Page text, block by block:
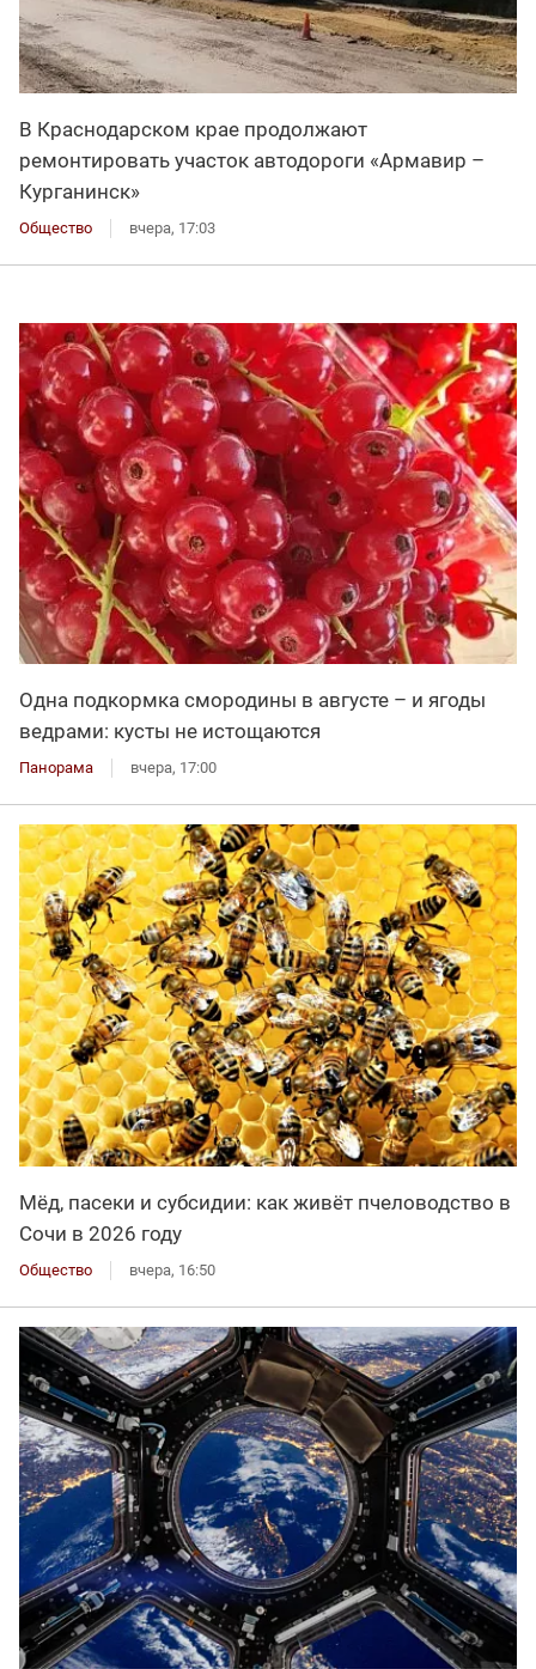
В Краснодарском крае продолжают
ремонтировать участок автодороги «Армавир –
Курганинск»
Общество вчера, 17:03
Одна подкормка смородины в августе – и ягоды
ведрами: кусты не истощаются
Панорама вчера, 17:00
Мёд, пасеки и субсидии: как живёт пчеловодство в
Сочи в 2026 году
Общество вчера, 16:50